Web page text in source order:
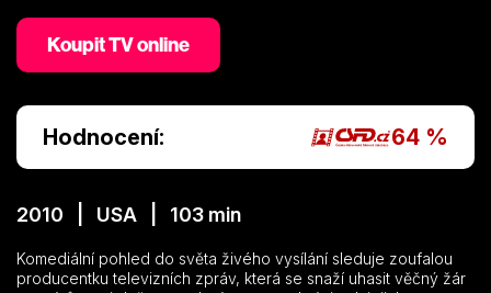
Koupit TV online
Hodnocení: 64 %
2010 | USA | 103 min
Komediální pohled do světa živého vysílání sleduje zoufalou
producentku televizních zpráv, která se snaží uhasit věčný žár